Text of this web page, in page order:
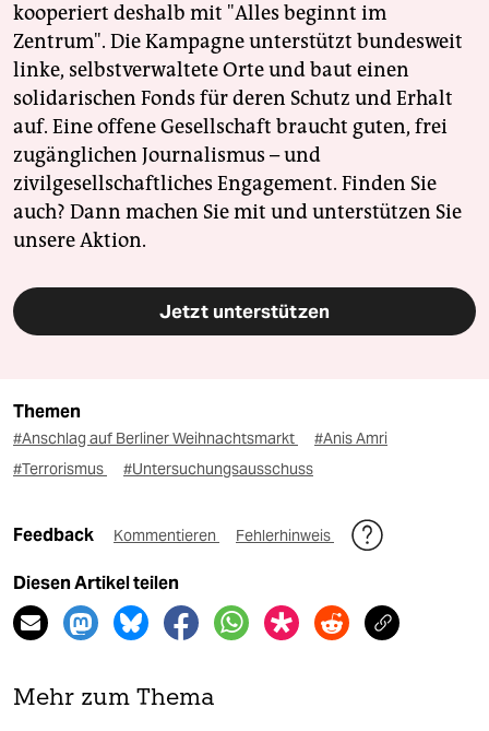
kooperiert deshalb mit "Alles beginnt im
Zentrum". Die Kampagne unterstützt bundesweit
linke, selbstverwaltete Orte und baut einen
solidarischen Fonds für deren Schutz und Erhalt
auf. Eine offene Gesellschaft braucht guten, frei
zugänglichen Journalismus – und
zivilgesellschaftliches Engagement. Finden Sie
auch? Dann machen Sie mit und unterstützen Sie
unsere Aktion.
Jetzt unterstützen
Themen
#Anschlag auf Berliner Weihnachtsmarkt
#Anis Amri
#Terrorismus
#Untersuchungsausschuss
Feedback Kommentieren Fehlerhinweis
Diesen Artikel teilen
Mehr zum Thema